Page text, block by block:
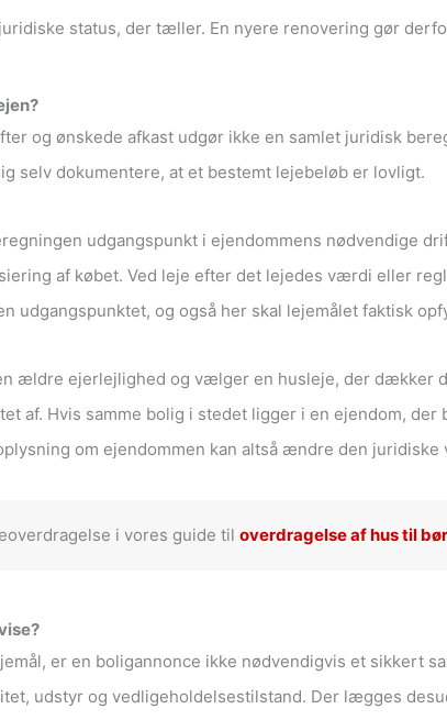
status, der tæller. En nyere renovering gør
og ønskede afkast udgør ikke en samlet juridisk
selv dokumentere, at et bestemt lejebeløb er lovligt.
udgangspunkt i ejendommens nødvendige
af købet. Ved leje efter det lejedes værdi eller
udgangspunktet, og også her skal lejemålet faktisk
ældre ejerlejlighed og vælger en husleje, der dækker
af. Hvis samme bolig i stedet ligger i en ejendom,
om ejendommen kan altså ændre den juridiske
i vores guide tiloverdragelse af hus til
er en boligannonce ikke nødvendigvis et sikkert
udstyr og vedligeholdelsestilstand. Der lægges